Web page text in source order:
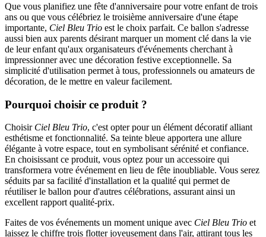
Que vous planifiez une fête d'anniversaire pour votre enfant de trois
ans ou que vous célébriez le troisième anniversaire d'une étape
importante, Ciel Bleu Trio est le choix parfait. Ce ballon s'adresse
aussi bien aux parents désirant marquer un moment clé dans la vie
de leur enfant qu'aux organisateurs d'événements cherchant à
impressionner avec une décoration festive exceptionnelle. Sa
simplicité d'utilisation permet à tous, professionnels ou amateurs de
décoration, de le mettre en valeur facilement.
Pourquoi choisir ce produit ?
Choisir Ciel Bleu Trio, c'est opter pour un élément décoratif alliant
esthétisme et fonctionnalité. Sa teinte bleue apportera une allure
élégante à votre espace, tout en symbolisant sérénité et confiance.
En choisissant ce produit, vous optez pour un accessoire qui
transformera votre événement en lieu de fête inoubliable. Vous serez
séduits par sa facilité d'installation et la qualité qui permet de
réutiliser le ballon pour d'autres célébrations, assurant ainsi un
excellent rapport qualité-prix.
Faites de vos événements un moment unique avec Ciel Bleu Trio et
laissez le chiffre trois flotter joyeusement dans l'air, attirant tous les